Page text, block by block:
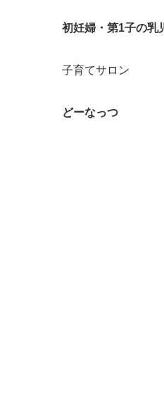
初妊婦・第1子の乳
子育てサロン
どーなっつ